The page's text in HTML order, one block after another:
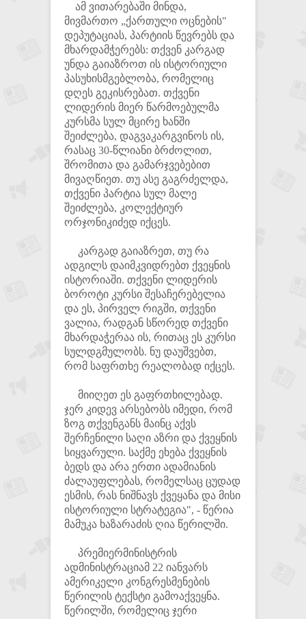
ამ ვითარებაში მინდა,
მივმართო „ქართული ოცნების"
დეპუტაციას, პარტიის წევრებს და
მხარდამჭერებს: თქვენ კარგად
უნდა გაიაზროთ ის ისტორიული
პასუხისმგებლობა, რომელიც
დღეს გეკისრებათ. თქვენი
ლიდერის მიერ წარმოებულმა
კურსმა სულ მცირე ხანში
შეიძლება, დაგვაკარგვინოს ის,
რასაც 30-წლიანი ბრძოლით,
შრომითა და გამარჯვებებით
მივაღწიეთ. თუ ასე გაგრძელდა,
თქვენი პარტია სულ მალე
შეიძლება, კოლექტიურ
ორჯონიკიძედ იქცეს.
კარგად გაიაზრეთ, თუ რა
ადგილს დაიმკვიდრებთ ქვეყნის
ისტორიაში. თქვენი ლიდერის
ბოროტი კურსი შესაჩერებელია
და ეს, პირველ რიგში, თქვენი
ვალია, რადგან სწორედ თქვენი
მხარდაჭერაა ის, რითაც ეს კურსი
სულდგმულობს. ნუ დაუშვებთ,
რომ საფრთხე რეალობად იქცეს.
მიიღეთ ეს გაფრთხილებად.
ჯერ კიდევ არსებობს იმედი, რომ
ზოგ თქვენგანს მაინც აქვს
შერჩენილი საღი აზრი და ქვეყნის
სიყვარული. საქმე ეხება ქვეყნის
ბედს და არა ერთი ადამიანის
ძალაუფლებას, რომელსაც ცუდად
ესმის, რას ნიშნავს ქვეყანა და მისი
ისტორიული სტრატეგია", - წერია
მამუკა ხაზარაძის ღია წერილში.
პრემიერმინისტრის
ადმინისტრაციამ 22 იანვარს
ამერიკელი კონგრესმენების
წერილის ტექსტი გამოაქვეყნა.
წერილში, რომელიც ჯერი